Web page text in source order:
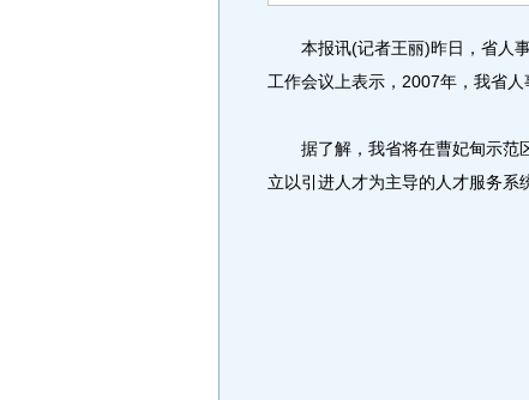
本报讯(记者王丽)昨日，省人事
工作会议上表示，2007年，我省人
据了解，我省将在曹妃甸示范
立以引进人才为主导的人才服务系